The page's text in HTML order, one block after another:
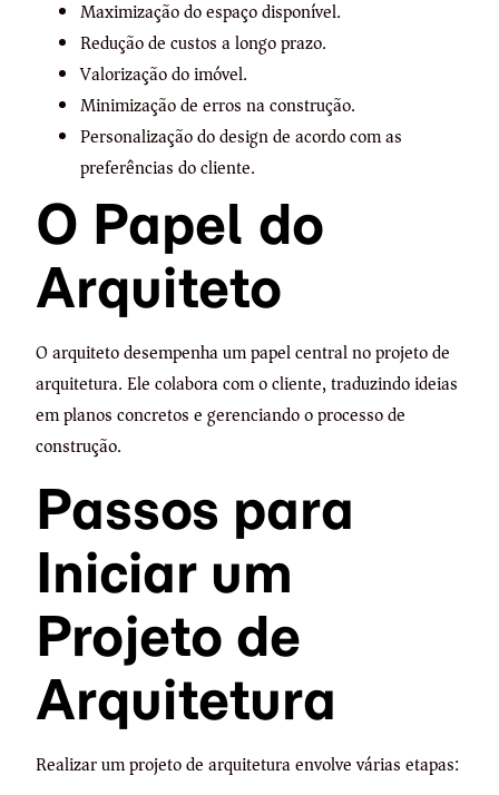
Maximização do espaço disponível.
Redução de custos a longo prazo.
Valorização do imóvel.
Minimização de erros na construção.
Personalização do design de acordo com as
preferências do cliente.
O Papel do
Arquiteto
O arquiteto desempenha um papel central no projeto de
arquitetura. Ele colabora com o cliente, traduzindo ideias
em planos concretos e gerenciando o processo de
construção.
Passos para
Iniciar um
Projeto de
Arquitetura
Realizar um projeto de arquitetura envolve várias etapas: